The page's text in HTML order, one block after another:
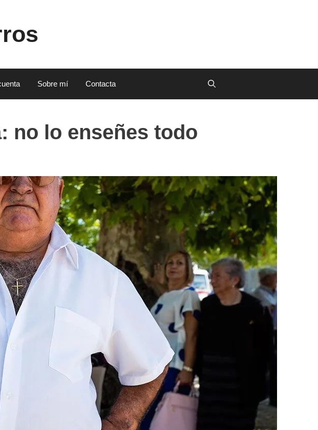
Sobre mí Contacta
no lo enseñes todo